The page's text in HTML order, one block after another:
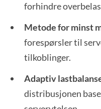
forhindre
Metode for minst
forespørsler til
tilkoblinger.
Adaptiv
distribusjonen